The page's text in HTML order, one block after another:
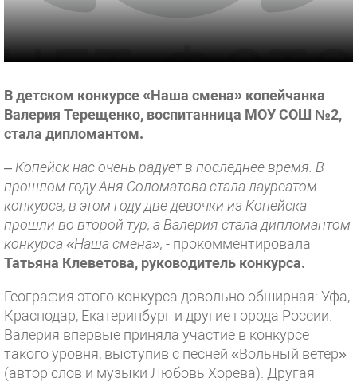
В детском конкурсе «Наша смена» копейчанка
Валерия Терещенко, воспитанница МОУ СОШ №2,
стала дипломантом.
– Копейск нас очень радует в последнее время. В
прошлом году Аня Соломатова стала лауреатом
конкурса, в этом году две девочки из Копейска
прошли во второй тур, а Валерия стала дипломантом
конкурса «Наша смена», - прокомментировала
Татьяна Клеветова, руководитель конкурса.
География этого конкурса довольно обширная: Уфа,
Краснодар, Екатеринбург и другие города России.
Валерия впервые приняла участие в конкурсе
такого уровня, выступив с песней «Вольный ветер»
(автор слов и музыки Любовь Хорева). Другая